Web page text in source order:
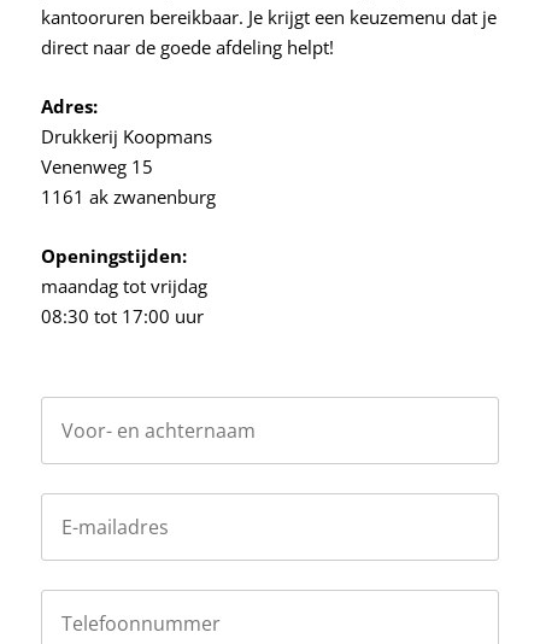
kantooruren bereikbaar. Je krijgt een keuzemenu dat je
direct naar de goede afdeling helpt!
Adres:
Drukkerij Koopmans
Venenweg 15
1161 ak zwanenburg
Openingstijden:
maandag tot vrijdag
08:30 tot 17:00 uur